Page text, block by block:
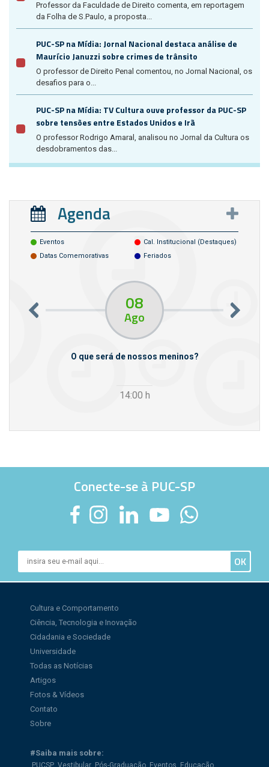
Professor da Faculdade de Direito comenta, em reportagem
da Folha de S.Paulo, a proposta...
PUC-SP na Mídia: Jornal Nacional destaca análise de
Maurício Januzzi sobre crimes de trânsito
O professor de Direito Penal comentou, no Jornal Nacional, os
desafios para o...
PUC-SP na Mídia: TV Cultura ouve professor da PUC-SP
sobre tensões entre Estados Unidos e Irã
O professor Rodrigo Amaral, analisou no Jornal da Cultura os
desdobramentos das...
Agenda
Eventos
Cal. Institucional (destaques)
Datas Comemorativas
Feriados
08
Ago
O que será de nossos meninos?
14:00 h
Conecte-se à PUC-SP
Cultura e Comportamento
Ciência, Tecnologia e Inovação
Cidadania e Sociedade
Universidade
Todas as Notícias
Artigos
Fotos & Vídeos
Contato
Sobre
#Saiba mais sobre:
PUCSP Vestibular Pós-Graduação Eventos Educação